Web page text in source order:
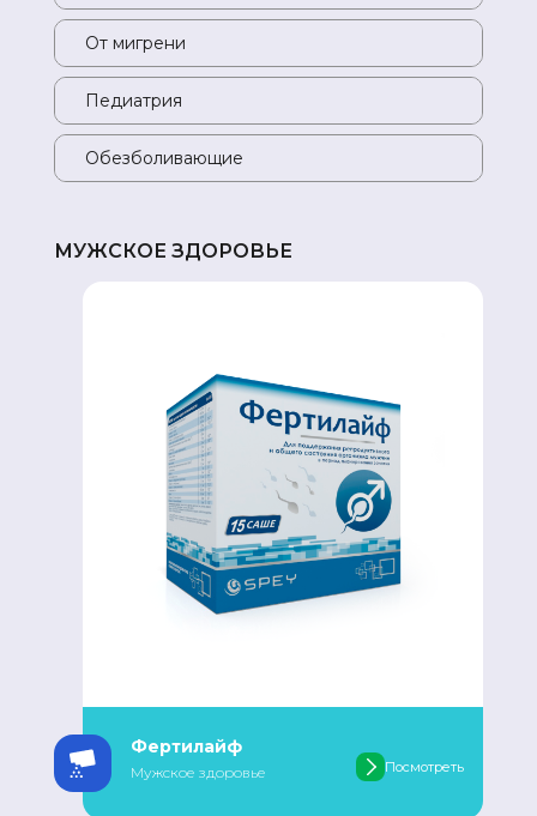
От мигрени
Педиатрия
Обезболивающие
МУЖСКОЕ ЗДОРОВЬЕ
Фертилайф
Мужское здоровье Посмотреть